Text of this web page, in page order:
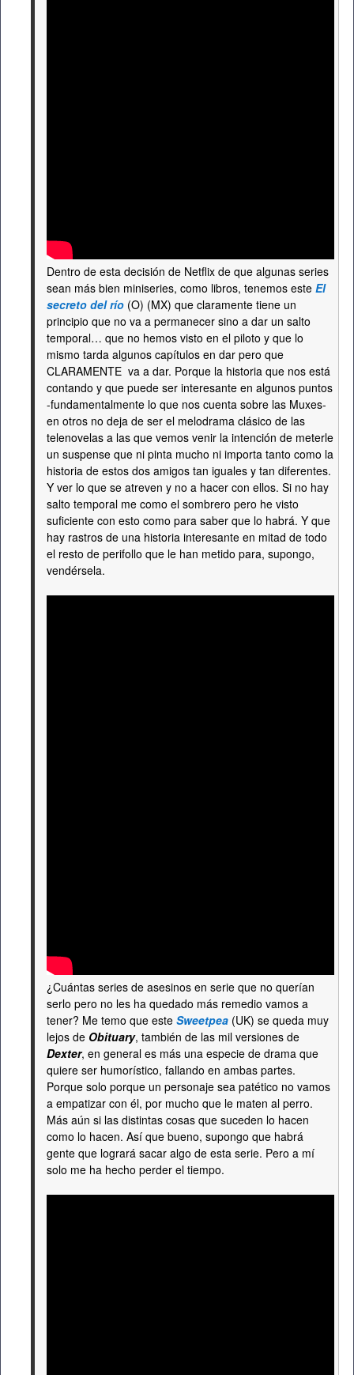
Dentro de esta decisión de Netflix de que algunas series
sean más bien miniseries, como libros, tenemos este El
secreto del río (O) (MX) que claramente tiene un
principio que no va a permanecer sino a dar un salto
temporal… que no hemos visto en el piloto y que lo
mismo tarda algunos capítulos en dar pero que
CLARAMENTE va a dar. Porque la historia que nos está
contando y que puede ser interesante en algunos puntos
-fundamentalmente lo que nos cuenta sobre las Muxes-
en otros no deja de ser el melodrama clásico de las
telenovelas a las que vemos venir la intención de meterle
un suspense que ni pinta mucho ni importa tanto como la
historia de estos dos amigos tan iguales y tan diferentes.
Y ver lo que se atreven y no a hacer con ellos. Si no hay
salto temporal me como el sombrero pero he visto
suficiente con esto como para saber que lo habrá. Y que
hay rastros de una historia interesante en mitad de todo
el resto de perifollo que le han metido para, supongo,
vendérsela.
¿Cuántas series de asesinos en serie que no querían
serlo pero no les ha quedado más remedio vamos a
tener? Me temo que este Sweetpea (UK) se queda muy
lejos de Obituary, también de las mil versiones de
Dexter, en general es más una especie de drama que
quiere ser humorístico, fallando en ambas partes.
Porque solo porque un personaje sea patético no vamos
a empatizar con él, por mucho que le maten al perro.
Más aún si las distintas cosas que suceden lo hacen
como lo hacen. Así que bueno, supongo que habrá
gente que logrará sacar algo de esta serie. Pero a mí
solo me ha hecho perder el tiempo.